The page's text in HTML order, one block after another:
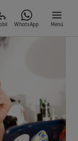
WhatsApp Menü